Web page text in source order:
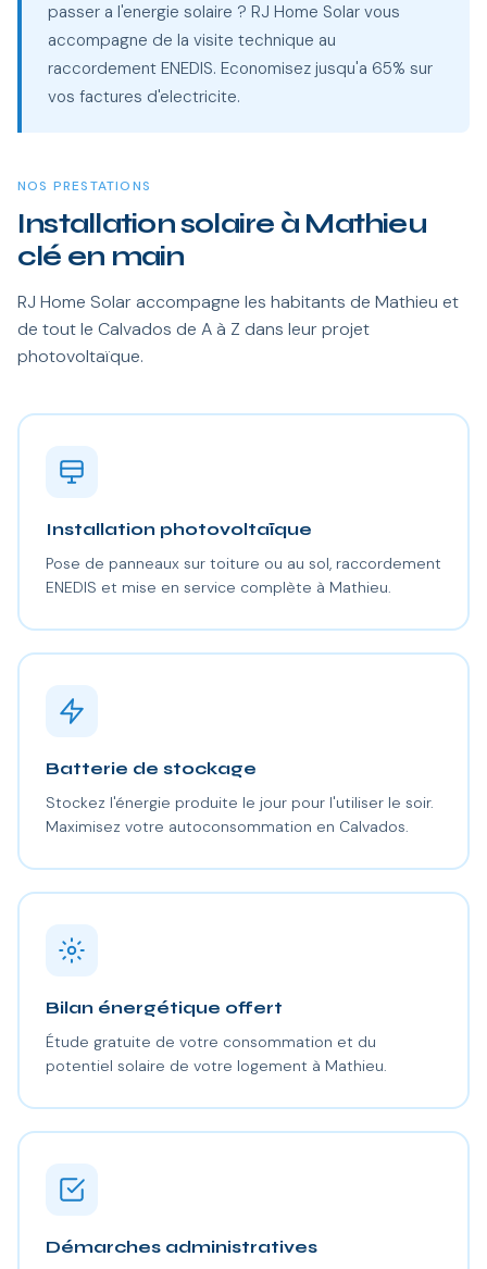
passer a l'energie solaire ? RJ Home Solar vous
accompagne de la visite technique au
raccordement ENEDIS. Economisez jusqu'a 65% sur
vos factures d'electricite.
NOS PRESTATIONS
Installation solaire à Mathieu
clé en main
RJ Home Solar accompagne les habitants de Mathieu et
de tout le Calvados de A à Z dans leur projet
photovoltaïque.
Installation photovoltaïque
Pose de panneaux sur toiture ou au sol, raccordement
ENEDIS et mise en service complète à Mathieu.
Batterie de stockage
Stockez l'énergie produite le jour pour l'utiliser le soir.
Maximisez votre autoconsommation en Calvados.
Bilan énergétique offert
Étude gratuite de votre consommation et du
potentiel solaire de votre logement à Mathieu.
Démarches administratives